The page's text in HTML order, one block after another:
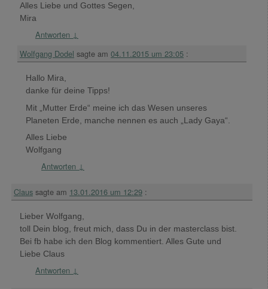
Alles Liebe und Gottes Segen,
Mira
Antworten ↓
Wolfgang Dodel sagte am 04.11.2015 um 23:05 :
Hallo Mira,
danke für deine Tipps!
Mit „Mutter Erde“ meine ich das Wesen unseres
Planeten Erde, manche nennen es auch „Lady Gaya“.
Alles Liebe
Wolfgang
Antworten ↓
Claus sagte am 13.01.2016 um 12:29 :
Lieber Wolfgang,
toll Dein blog, freut mich, dass Du in der masterclass bist.
Bei fb habe ich den Blog kommentiert. Alles Gute und
Liebe Claus
Antworten ↓